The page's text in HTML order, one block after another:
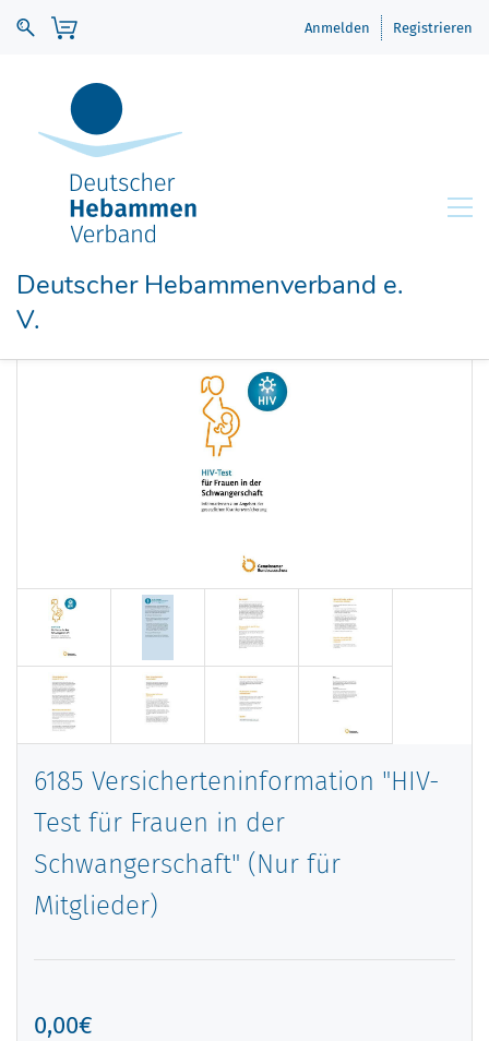
Anmelden Registrieren
Deutscher Hebammenverband e.
V.
6185 Versicherteninformation "HIV-
Test für Frauen in der
Schwangerschaft" (Nur für
Mitglieder)
0,00€